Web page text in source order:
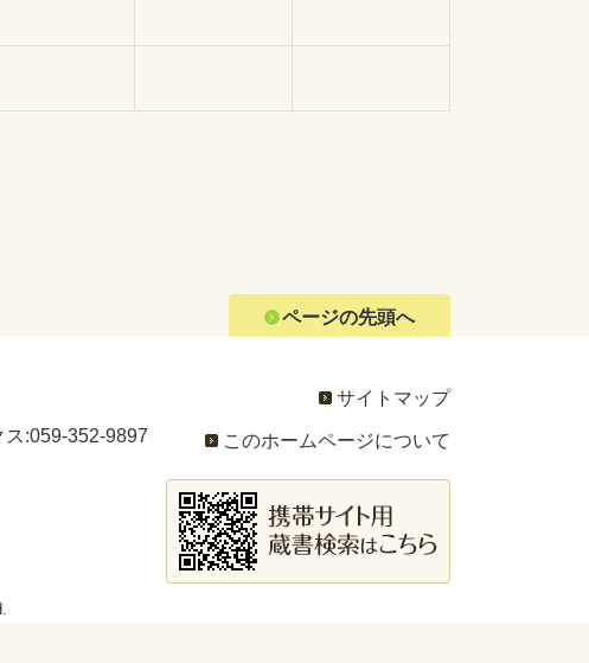
ページの先頭へ
ス:059-352-9897
サイトマップ
このホームページについて